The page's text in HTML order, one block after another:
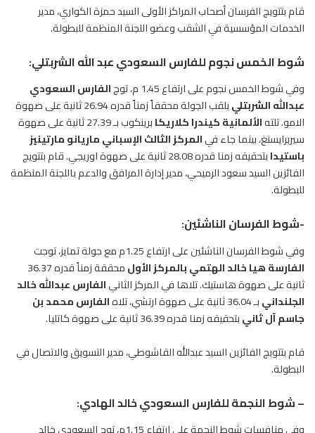
قام بتتويج الفرسان أصحاب المراكز الأولى السيد حمزة الكواري، مدير
الخدمات المؤسسية في الشقب وعضو اللجنة المنظمة للبطولة.
شوط الخمس نجوم للفارس السعودي عبد الله الشربتلي:
وفي شوط الخمس نجوم على ارتفاع 1.45 م، توج الفارسالسعودي
عبدالله الشربتلي
بلقب الجولة محققاً زمناً قدره 26.94 ثانية على صهوة
الامو. تلتهالألمانية كيندرا كلاريكا
برينكوب بـ 27.39 ثانية على صهوة
سيربرايسنغ، بينما جاء فيالمركز الثالث الإسباني ماريانو مارتينيز
باستيدا
بتحقيقه زمنا قدره 28.08 ثانية على صهوة اوريجي. قام بتتويج
الفائزين السيد سعود الرميحي، مدير إدارة المرافق والدعم باللجنة المنظمة
للبطولة.
-شوط الفرسان الناشئين:
وفي شوطالفرسانالناشئين على ارتفاع 1.25م مع جولة تمايز، توجت
الفارسة هيا خالد الهتمي بالمركز الأول
محققة زمناً قدره 36.37
ثانية على صهوة هاستيك. تلاها في المركز الثانيالفارس عبدالله خالد
الجلندانيبـ 36.04 ثانية على صهوة ارتشي، تلاه
الفارس محمد بن
جاسم آل ثانيبتحقيقه زمنا قدره 36.39 ثانية على صهوة كاتليا.
قام بتتويج الفائزين السيد عبدالله القاشوطي، مدير التسويق والاتصال في
البطولة.
– شوط النجمة للفارس السعودي خالد الهادي: